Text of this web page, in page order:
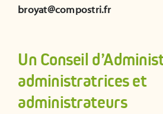
broyat@compostri.fr
Un Conseil
administratrices et
administrateurs